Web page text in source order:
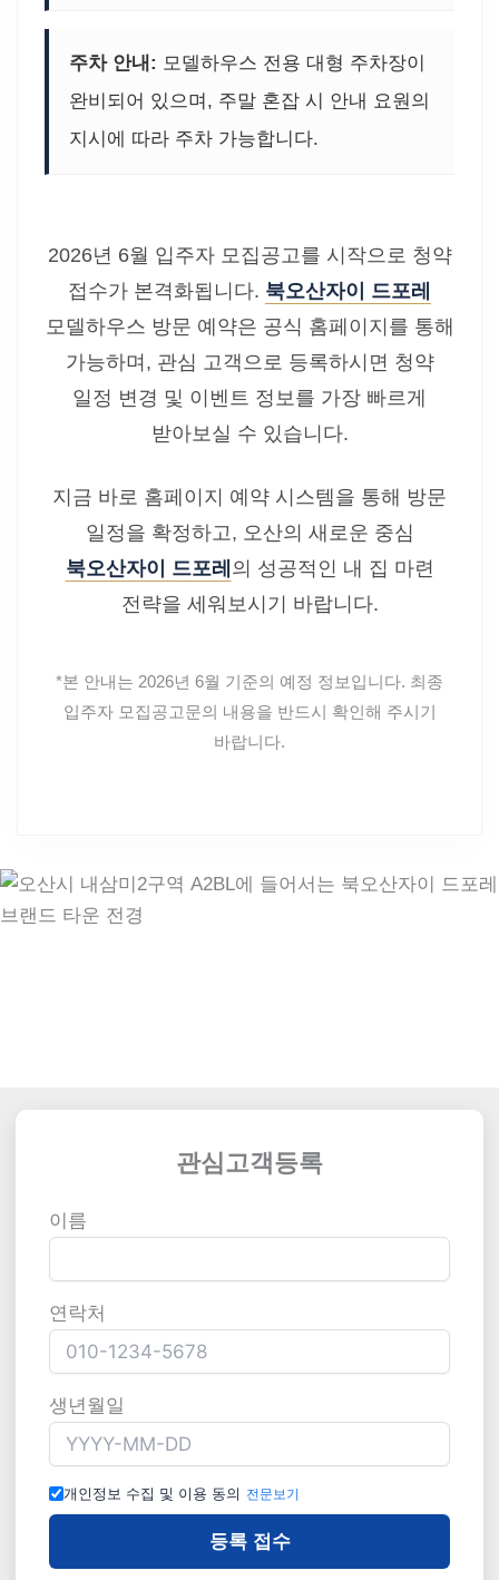
주차 안내: 모델하우스 전용 대형 주차장이
완비되어 있으며, 주말 혼잡 시 안내 요원의
지시에 따라 주차 가능합니다.
2026년 6월 입주자 모집공고를 시작으로 청약
접수가 본격화됩니다. 북오산자이 드포레
모델하우스 방문 예약은 공식 홈페이지를 통해
가능하며, 관심 고객으로 등록하시면 청약
일정 변경 및 이벤트 정보를 가장 빠르게
받아보실 수 있습니다.
지금 바로 홈페이지 예약 시스템을 통해 방문
일정을 확정하고, 오산의 새로운 중심
북오산자이 드포레 의 성공적인 내 집 마련
전략을 세워보시기 바랍니다.
*본 안내는 2026년 6월 기준의 예정 정보입니다. 최종
입주자 모집공고문의 내용을 반드시 확인해 주시기
바랍니다.
관심고객등록
이름
연락처
생년월일
개인정보 수집 및 이용 동의 전문보기
등록 접수